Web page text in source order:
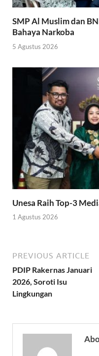
SMP Al Muslim dan
Bahaya Narkoba
5 Agustus 2026
Unesa Raih Top-3
1 Agustus 2026
PREVIOUS ARTICLE
PDIP Rakernas Januari
2026, Soroti Isu
Lingkungan